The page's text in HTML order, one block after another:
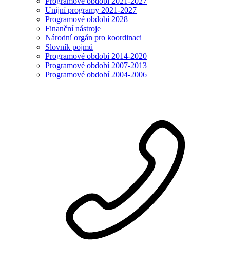
Unijní programy 2021-2027
Programové období 2028+
Finanční nástroje
Národní orgán pro koordinaci
Slovník pojmů
Programové období 2014-2020
Programové období 2007-2013
Programové období 2004-2006